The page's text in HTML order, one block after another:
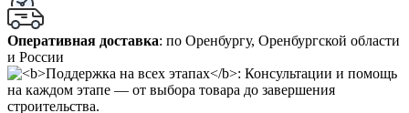
Оперативная доставка: по Оренбургу, Оренбургской области
и России